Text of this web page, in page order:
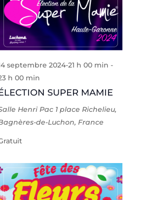
SUPER MAMIE
septembre 2024-21 h 00 min -
h 00 min
Henri Pac 1 place Richelieu,
de-Luchon, France